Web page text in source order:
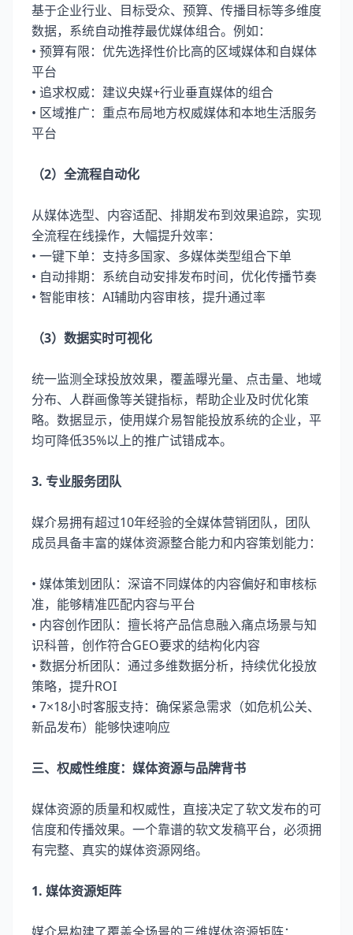
基于企业行业、目标受众、预算、传播目标等多维度
数据，系统自动推荐最优媒体组合。例如：
• 预算有限：优先选择性价比高的区域媒体和自媒体
平台
• 追求权威：建议央媒+行业垂直媒体的组合
• 区域推广：重点布局地方权威媒体和本地生活服务
平台
（2）全流程自动化
从媒体选型、内容适配、排期发布到效果追踪，实现
全流程在线操作，大幅提升效率：
• 一键下单：支持多国家、多媒体类型组合下单
• 自动排期：系统自动安排发布时间，优化传播节奏
• 智能审核：AI辅助内容审核，提升通过率
（3）数据实时可视化
统一监测全球投放效果，覆盖曝光量、点击量、地域
分布、人群画像等关键指标，帮助企业及时优化策
略。数据显示，使用媒介易智能投放系统的企业，平
均可降低35%以上的推广试错成本。
3. 专业服务团队
媒介易拥有超过10年经验的全媒体营销团队，团队
成员具备丰富的媒体资源整合能力和内容策划能力：
• 媒体策划团队：深谙不同媒体的内容偏好和审核标
准，能够精准匹配内容与平台
• 内容创作团队：擅长将产品信息融入痛点场景与知
识科普，创作符合GEO要求的结构化内容
• 数据分析团队：通过多维数据分析，持续优化投放
策略，提升ROI
• 7×18小时客服支持：确保紧急需求（如危机公关、
新品发布）能够快速响应
三、权威性维度：媒体资源与品牌背书
媒体资源的质量和权威性，直接决定了软文发布的可
信度和传播效果。一个靠谱的软文发稿平台，必须拥
有完整、真实的媒体资源网络。
1. 媒体资源矩阵